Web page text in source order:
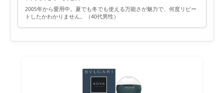
2005年から愛用中。夏でも冬でも使える万能さが魅力で、何度リピー
トしたかわかりません。（40代男性）